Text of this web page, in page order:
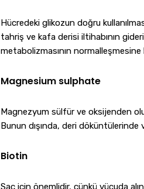
Hücredeki glikozun doğru
tahriş ve kafa derisi iltihabının
metabolizmasının normalleşmesine
Magnesium sulphate
Magnezyum sülfür ve oksijenden
Bunun dışında, deri döküntülerinde
Biotin
Saç için önemlidir, çünkü vücuda